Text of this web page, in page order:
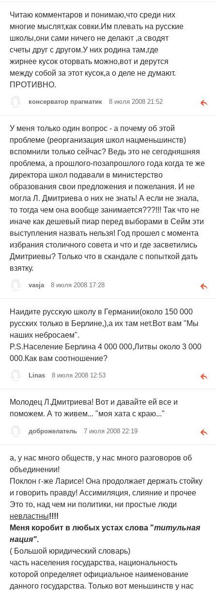
Читаю комментаров и понимаю,что среди них
многие мыслят,как совки.Им плевать на русские
школы,они сами ничего не делают ,а сводят
счеты друг с другом.У них родина там,где
жирнее кусок оторвать можно,вот и дерутся
между собой за этот кусок,а о деле не думают.
ПРОТИВНО.
консерватор прагматик 8 июля 2008 21:52
У меня только один вопрос - а почему об этой
проблеме (реорганизация школ нацменьшинств)
вспомнили только сейчас? Ведь это не сегодняшняя
проблема, а прошлого-позапрошлого года когда те же
директора школ подавали в министерство
образования свои предложения и пожелания. И не
могла Л. Дмитриева о них не знать! А если не знала,
то тогда чем она вообще занимается???!!! Так что не
иначе как дешевый пиар перед выборами в Сейм эти
выступления назвать нельзя! Год прошел с момента
избрания столичного совета и что и где засветились
Дмитриевы? Только что в скандале с попыткой дать
взятку.
vasja 8 июля 2008 17:28
Наидите русскую школу в Германии(около 150 000
русских только в Берлине,),a их там нет.Вот вам "Мы
наших небросаем".
P.S.Население Берлина 4 000 000,Литвы около 3 000
000.Как вам соотношение?
Linas 8 июля 2008 12:53
Молодец Л.Дмитриева! Вот и давайте ей все и
поможем. А то живем... "моя хата с краю..."
доброжелатель 7 июля 2008 22:19
а, у нас много обществ, у нас много разговоров об
объединении!
Поклон г-же Ларисе! Она продолжает держать стойку
и говорить правду! Ассимиляция, слияние и прочее
Это то, над чем ни политики, ни простые люди
невластны!!!!
Меня коробит в любых устах слова "титульная
нация".
( Большой юридический словарь)
часть населения государства, национальность
которой определяет официальное наименование
данного государства. Только вот меньшинств у нас